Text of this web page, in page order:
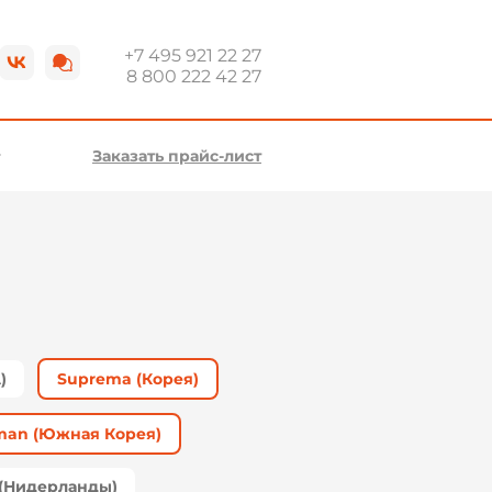
+7 495 921 22 27
8 800 222 42 27
Заказать прайс-лист
Suprema (Корея)
(Южная Корея)